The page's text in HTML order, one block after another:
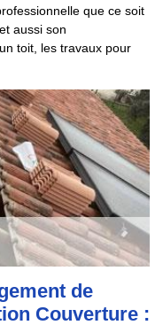
que ce soit
aussi son
toit, les travaux pour
de
Couverture :